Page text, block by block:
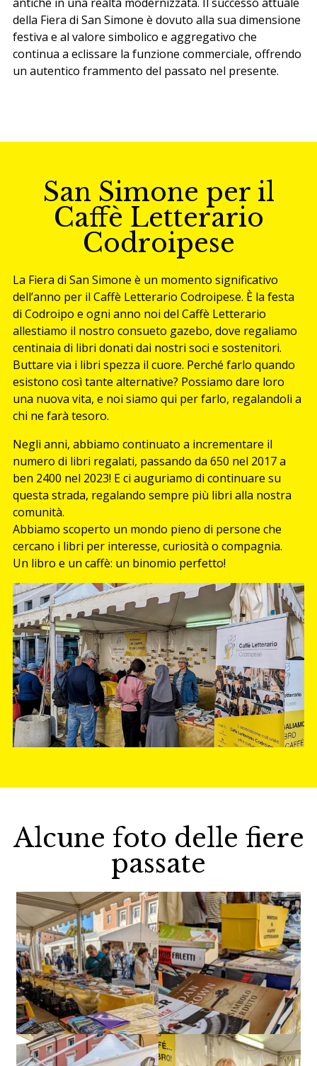
della Fiera di San Simone è dovuto alla sua dimensione
festiva e al valore simbolico e aggregativo che
continua a eclissare la funzione commerciale, offrendo
un autentico frammento del passato nel presente.
San Simone per il
Caffè Letterario
Codroipese
La Fiera di San Simone è un momento significativo
dell’anno per il Caffè Letterario Codroipese. È la festa
di Codroipo e ogni anno noi del Caffè Letterario
allestiamo il nostro consueto gazebo, dove regaliamo
centinaia di libri donati dai nostri soci e sostenitori.
Buttare via i libri spezza il cuore. Perché farlo quando
esistono così tante alternative? Possiamo dare loro
una nuova vita, e noi siamo qui per farlo, regalandoli a
chi ne farà tesoro.
Negli anni, abbiamo continuato a incrementare il
numero di libri regalati, passando da 650 nel 2017 a
ben 2400 nel 2023! E ci auguriamo di continuare su
questa strada, regalando sempre più libri alla nostra
comunità.
Abbiamo scoperto un mondo pieno di persone che
cercano i libri per interesse, curiosità o compagnia.
Un libro e un caffè: un binomio perfetto!
Alcune foto delle fiere
passate